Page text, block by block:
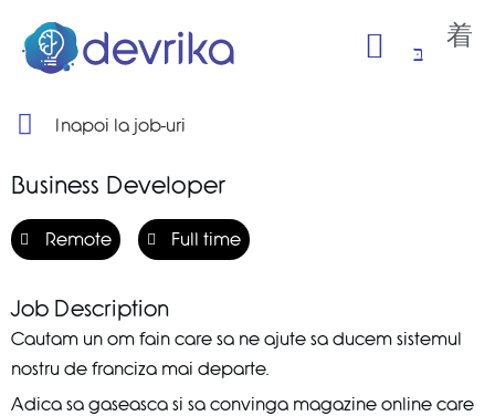
Inapoi la job-uri
Business Developer
Remote Full time
Job Description
Cautam un om fain care sa ne ajute sa ducem sistemul
nostru de franciza mai departe.
Adica sa gaseasca si sa convinga magazine online care